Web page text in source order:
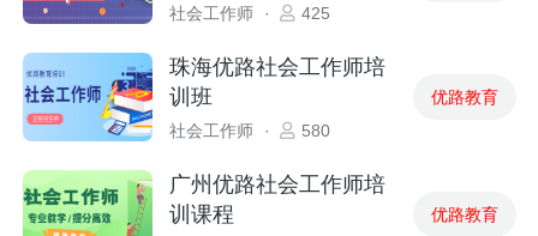
社会工作师 · 425
珠海优路社会工作师培
训班
社会工作师 · 580
优路教育
广州优路社会工作师培
训课程
优路教育